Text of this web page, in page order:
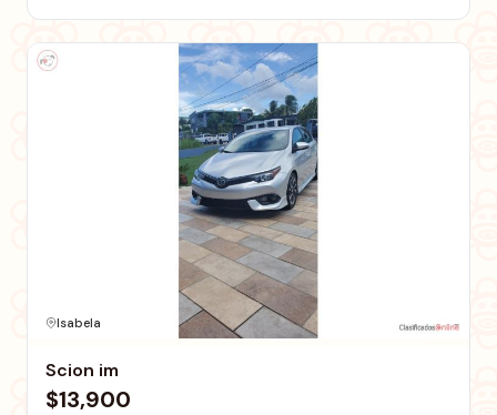
Isabela
Scion im
$13,900